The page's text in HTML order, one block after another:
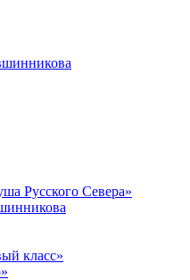
Русского Севера»
класс»